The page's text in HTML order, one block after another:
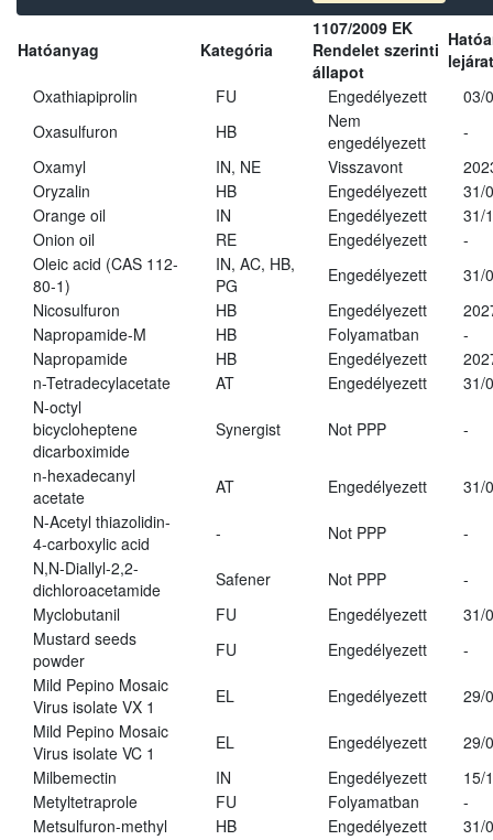
Hatóanyag Kategória
1107/2009 EK
Rendelet szerinti
állapot
Oxathiapiprolin
FU Engedélyezett
03/
Oxasulfuron
HB
Nem
engedélyezett
-
Oxamyl
IN, NE Visszavont
Oryzalin
HB Engedélyezett
31/
Orange oil
IN Engedélyezett
31/
Onion oil
RE Engedélyezett
-
Oleic acid (CAS 112-
80-1)
IN, AC, HB,
PG
Engedélyezett
31/
Nicosulfuron
HB Engedélyezett
Napropamide-M
HB Folyamatban
-
Napropamide
HB Engedélyezett
n-Tetradecylacetate
AT Engedélyezett
31/
N-octyl
bicycloheptene
dicarboximide
Synergist Not PPP -
n-hexadecanyl
acetate
AT Engedélyezett
31/
N-Acetyl thiazolidin-
4-carboxylic acid
- Not PPP
-
N,N-Diallyl-2,2-
dichloroacetamide
Safener Not PPP
-
Myclobutanil
FU Engedélyezett
31/
Mustard seeds
powder
FU Engedélyezett
-
Mild Pepino Mosaic
Virus isolate VX 1
EL Engedélyezett
29/
Mild Pepino Mosaic
Virus isolate VC 1
EL Engedélyezett
29/
Milbemectin
IN Engedélyezett
15/
Metyltetraprole
FU Folyamatban
-
Metsulfuron-methyl
HB Engedélyezett
31/